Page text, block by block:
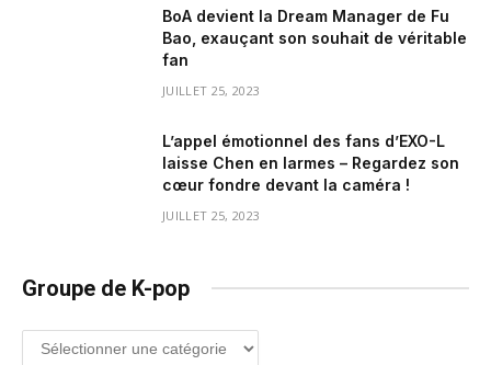
BoA devient la Dream Manager de Fu
Bao, exauçant son souhait de véritable
fan
JUILLET 25, 2023
L’appel émotionnel des fans d’EXO-L
laisse Chen en larmes – Regardez son
cœur fondre devant la caméra !
JUILLET 25, 2023
Groupe de K-pop
Groupe